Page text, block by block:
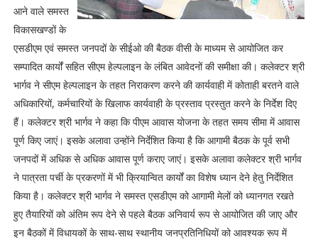
आने वाले समस्त
विकासखण्डों के
एसडीएम एवं समस्त जनपदों के सीईओ की बैठक वीसी के माध्यम से आयोजित कर
सम्पादित कार्यों सहित सीएम हेल्पलाइन के लंबित आवेदनों की समीक्षा की। कलेक्टर श्री
भार्गव ने सीएम हेल्पलाइन के तहत निराकरण करने की कार्यवाही में कोताही बरतने वाले
अधिकारियों, कर्मचारियों के खिलाफ कार्यवाही के प्रस्ताव प्रस्तुत करने के निर्देश दिए
हैं। कलेक्टर श्री भार्गव ने कहा कि पीएम आवास योजना के तहत समय सीमा में आवास
पूर्ण किए जाएं। इसके अलावा उन्होंने निर्देशित किया है कि आगामी बैठक के पूर्व सभी
जनपदों में अधिक से अधिक आवास पूर्ण कराए जाएं। इसके अलावा कलेक्टर श्री भार्गव
ने पात्रता पर्ची के प्रकरणों में भी क्रियान्वित कार्यों का विशेष ध्यान देने हेतु निर्देशित
किया है। कलेक्टर श्री भार्गव ने समस्त एसडीएम को आगामी मेलों को ध्यानगत रखते
हुए तैयारियों को अंतिम रूप देने से पहले बैठक अनिवार्य रूप से आयोजित की जाए और
इन बैठकों में विधायकों के साथ-साथ स्थानीय जनप्रतिनिधियों को आवश्यक रूप में